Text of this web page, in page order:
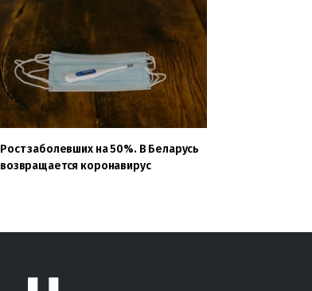
Рост заболевших на 50%. В Беларусь
возвращается коронавирус